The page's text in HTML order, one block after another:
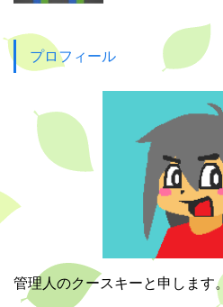
プロフィール
管理人のクースキーと申します。